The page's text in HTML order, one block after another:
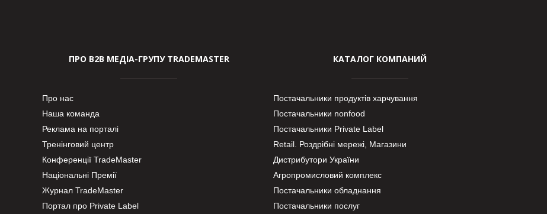
ПРО В2В МЕДІА-ГРУПУ TRADEMASTER
Про нас
Наша команда
Реклама на порталі
Тренінговий центр
Конференції TradeMaster
Національні Премії
Журнал TradeMaster
Портал про Private Label
КАТАЛОГ КОМПАНИЙ
Постачальники продуктів харчування
Постачальники nonfood
Постачальники Private Label
Retail. Роздрібні мережі, Магазини
Дистрибутори України
Агропромисловий комплекс
Постачальники обладнання
Постачальники послуг